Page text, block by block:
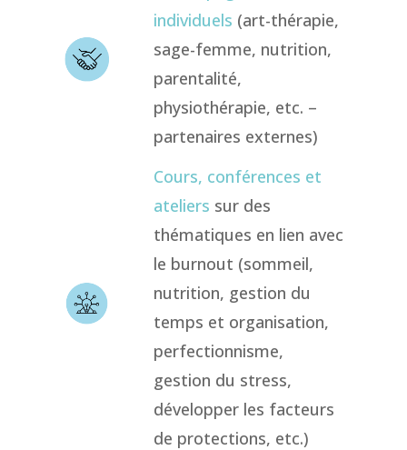
individuels (art-thérapie,
sage-femme, nutrition,
parentalité,
physiothérapie, etc. –
partenaires externes)
Cours, conférences et
ateliers sur des
thématiques en lien avec
le burnout (sommeil,
nutrition, gestion du
temps et organisation,
perfectionnisme,
gestion du stress,
développer les facteurs
de protections, etc.)